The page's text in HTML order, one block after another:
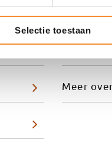
Selectie toestaan
Meer